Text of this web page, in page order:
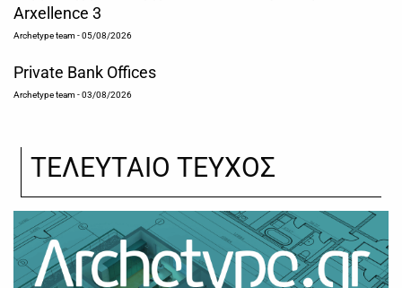
Arxellence 3
Archetype team- 05/08/2026
Private Bank Offices
Archetype team- 03/08/2026
ΤΕΛΕΥΤΑΙΟ ΤΕΥΧΟΣ